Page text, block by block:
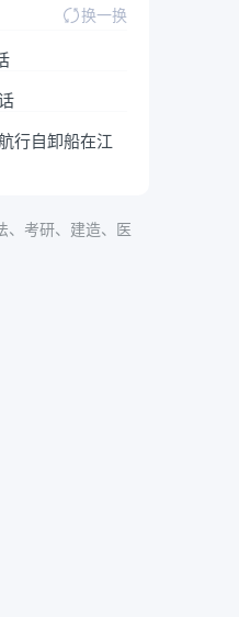
换一换
行自卸船在江
、考研、建造、医